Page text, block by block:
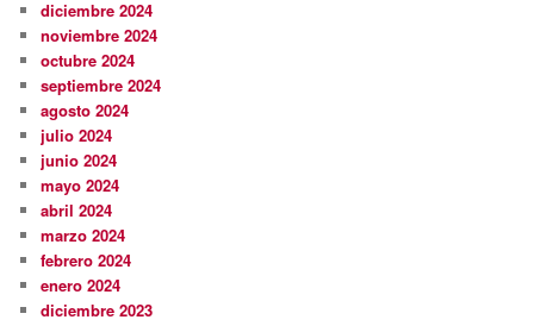
diciembre 2024
noviembre 2024
octubre 2024
septiembre 2024
agosto 2024
julio 2024
junio 2024
mayo 2024
abril 2024
marzo 2024
febrero 2024
enero 2024
diciembre 2023